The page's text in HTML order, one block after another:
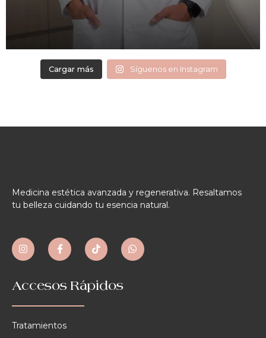
Cargar más Síguenos en Instagram
Medicina estética avanzada y regenerativa. Resaltamos
tu belleza cuidando tu esencia natural.
Accesos Rápidos
Tratamientos